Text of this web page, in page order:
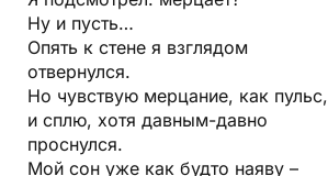
Ну и пусть…
Опять к стене я взглядом
отвернулся.
Но чувствую мерцание, как пульс,
и сплю, хотя давным-давно
проснулся.
Мой сон уже как будто наяву –